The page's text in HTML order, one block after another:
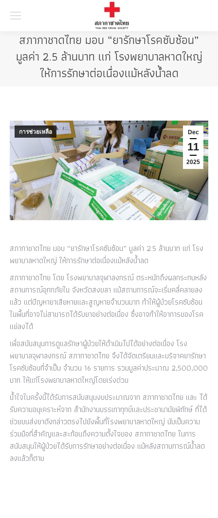
สภากาชาดไทย มอบ “ยารักษาโรคซับซ้อน”
มูลค่า 2.5 ล้านบาท แก่ โรงพยาบาลหาดใหญ่
ให้การรักษาต่อเนื่องแม้หลังน้ำลด
Dec
11
2025
การช่วยเหลือ
สภากาชาดไทย มอบ “ยารักษาโรคซับซ้อน” มูลค่า 2.5 ล้านบาท แก่ โรง
พยาบาลหาดใหญ่ ให้การรักษาต่อเนื่องแม้หลังน้ำลด
สภากาชาดไทย โดย โรงพยาบาลจุฬาลงกรณ์ ตระหนักถึงผลกระทบหลัง
สถานการณ์อุทกภัยใน จังหวัดสงขลา แม้สถานการณ์จะเริ่มคลี่คลายลง
แล้ว แต่ปัญหายาเสียหายและสูญหายจำนวนมาก ทำให้ผู้ป่วยโรคซับซ้อน
ในพื้นที่อาจไม่สามารถได้รับยาอย่างต่อเนื่อง ซึ่งอาจทำให้อาการของโรค
แย่ลงได้
เพื่อสนับสนุนการดูแลรักษาผู้ป่วยให้ดำเนินไปได้อย่างต่อเนื่อง โรง
พยาบาลจุฬาลงกรณ์ สภากาชาดไทย จึงได้จัดเตรียมและบริจาคยารักษา
โรคซับซ้อนที่จำเป็น จำนวน 16 รายการ รวมมูลค่าประมาณ 2,500,000
บาท ให้แก่โรงพยาบาลหาดใหญ่โดยเร่งด่วน
น้ำใจในครั้งนี้ได้รับการสนับสนุนงบประมาณจาก สภากาชาดไทย และ ได้
รับความอนุเคราะห์จาก สำนักงานบรรเทาทุกข์และประชานามัยพิทักษ์ ที่ได้
ช่วยขนส่งยาดังกล่าวตรงไปยังพื้นที่โรงพยาบาลหาดใหญ่ นับเป็นความ
ร่วมมือที่สำคัญและสะท้อนถึงความตั้งใจของ สภากาชาดไทย ในการ
สนับสนุนให้ผู้ป่วยได้รับการรักษาอย่างต่อเนื่อง แม้หลังสถานการณ์น้ำลด
ลงแล้วก็ตาม